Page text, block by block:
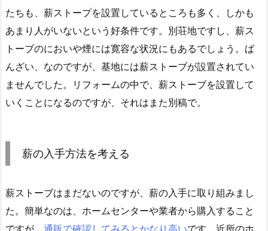
たちも、薪ストープを設置しているところも多く、しかも
あまり人がいないという好条件です。別荘地ですし、薪ス
トーブのにおいや煙には寛容な状況にもあるでしょう。ば
んざい、なのですが、基地には薪ストーブが設置されてい
ませんでした。リフォームの中で、薪ストーブを設置して
いくことになるのですが、それはまた別稿で。
薪の入手方法を考える
薪ストーブはまだないのですが、薪の入手に取り組みまし
た。簡単なのは、ホームセンターや業者から購入すること